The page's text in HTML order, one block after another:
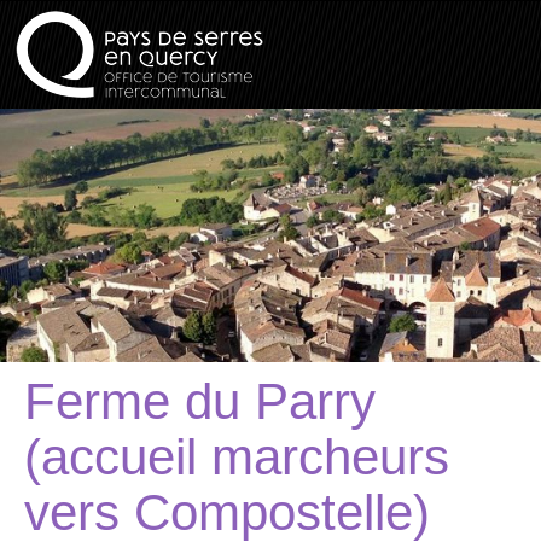
Ferme du Parry
(accueil marcheurs
vers Compostelle)